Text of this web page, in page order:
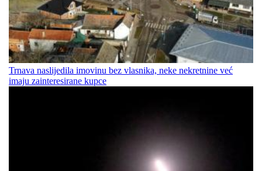
Trnava naslijedila imovinu bez vlasnika, neke nekretnine već
imaju zainteresirane kupce